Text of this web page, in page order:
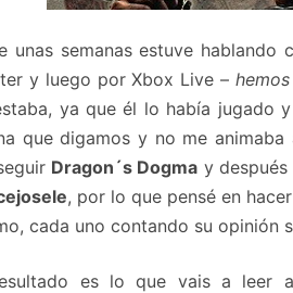
unas semanas estuve hablando
y luego por Xbox Live –
ya que él lo había jugado
que digamos y no me
Dragon´s Dogma y
, por lo que pensé en
cada uno contando su opinión
es lo que vais a leer